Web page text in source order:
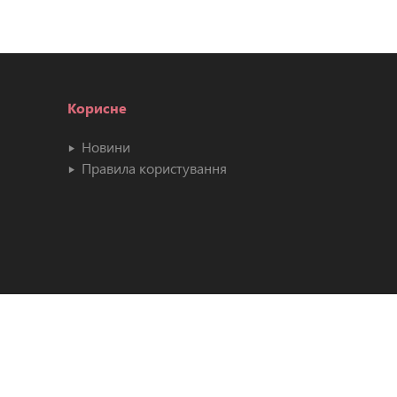
Корисне
Новини
Правила користування